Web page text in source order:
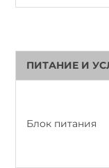
ПИТАНИЕ И
Блок питания